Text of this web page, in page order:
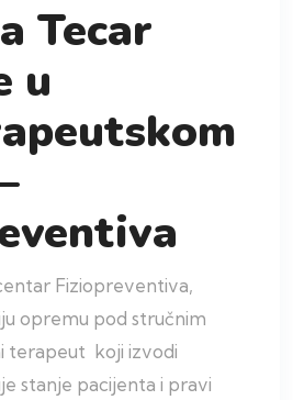
Tecar
u
Fiziopreventiva,
opremu pod stručnim
terapeut koji izvodi
stanje pacijenta i pravi